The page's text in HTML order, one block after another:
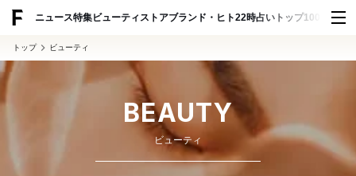
ニュース特集ビューティ ストアブランド・ヒト22時占い トップ100 スナッ
トップ ビューティ
BEAUTY
ビューティ